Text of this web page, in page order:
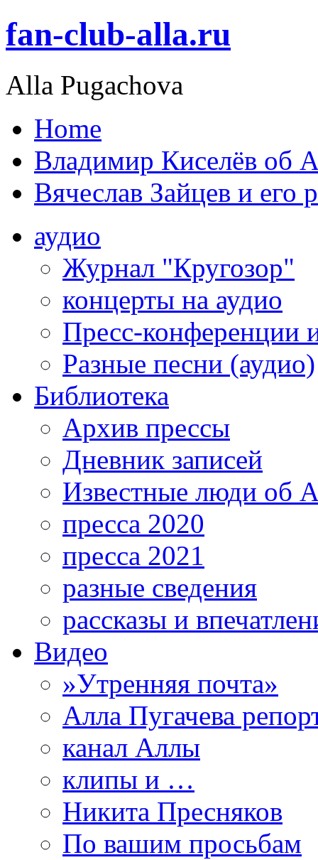
fan-club-alla.ru
Alla Pugachova
Home
Владимир Киселёв об
Вячеслав Зайцев и его
аудио
Журнал "Кругозор"
концерты на аудио
Пресс-конференции
Разные песни (аудио)
Библиотека
Архив прессы
Дневник записей
Известные люди об
пресса 2020
пресса 2021
разные сведения
рассказы и
Видео
»Утренняя почта»
Алла Пугачева
канал Аллы
клипы и …
Никита Пресняков
По вашим просьбам